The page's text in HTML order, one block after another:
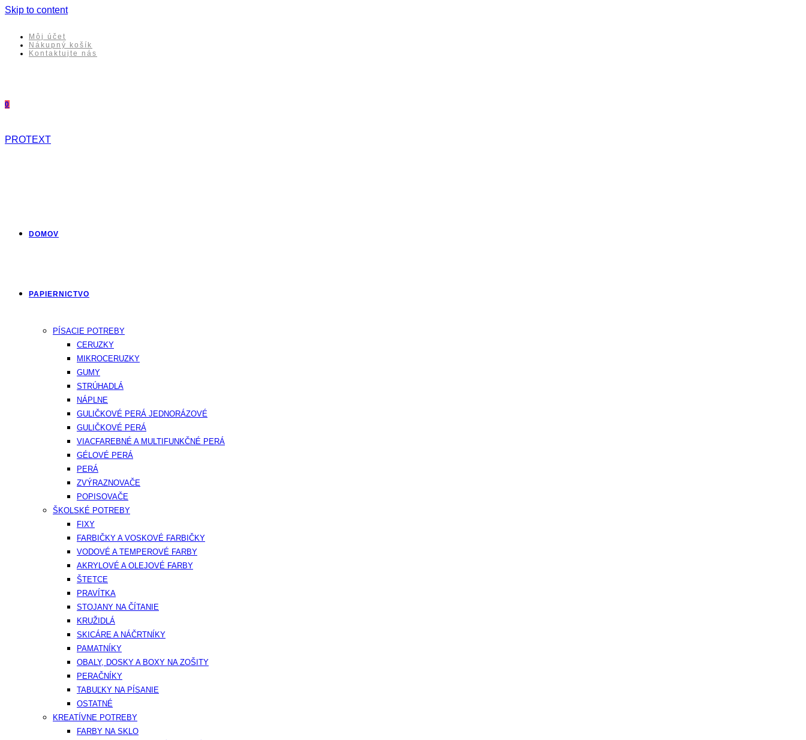
Skip to content
Môj účet
Nákupný košík
Kontaktujte nás
0
PROTEXT
DOMOV
PAPIERNICTVO
PÍSACIE POTREBY
CERUZKY
MIKROCERUZKY
GUMY
STRÚHADLÁ
NÁPLNE
GULIČKOVÉ PERÁ JEDNORÁZOVÉ
GULIČKOVÉ PERÁ
VIACFAREBNÉ A MULTIFUNKČNÉ PERÁ
GÉLOVÉ PERÁ
PERÁ
ZVÝRAZNOVAČE
POPISOVAČE
ŠKOLSKÉ POTREBY
FIXY
FARBIČKY A VOSKOVÉ FARBIČKY
VODOVÉ A TEMPEROVÉ FARBY
AKRYLOVÉ A OLEJOVÉ FARBY
ŠTETCE
PRAVÍTKA
STOJANY NA ČÍTANIE
KRUŽIDLÁ
SKICÁRE A NÁČRTNÍKY
PAMATNÍKY
OBALY, DOSKY A BOXY NA ZOŠITY
PERAČNÍKY
TABUĽKY NA PÍSANIE
OSTATNÉ
KREATÍVNE POTREBY
FARBY NA SKLO